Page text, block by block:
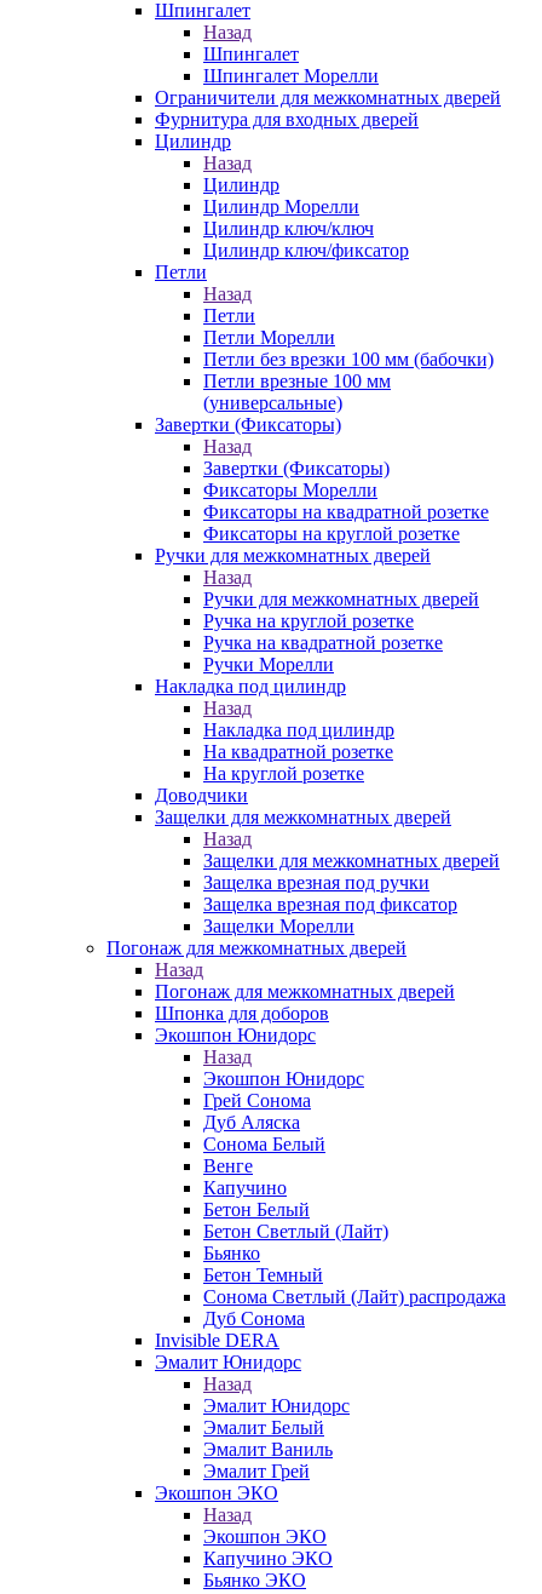
Шпингалет
Назад
Шпингалет
Шпингалет Морелли
Ограничители для межкомнатных дверей
Фурнитура для входных дверей
Цилиндр
Назад
Цилиндр
Цилиндр Морелли
Цилиндр ключ/ключ
Цилиндр ключ/фиксатор
Петли
Назад
Петли
Петли Морелли
Петли без врезки 100 мм (бабочки)
Петли врезные 100 мм
(универсальные)
Завертки (Фиксаторы)
Назад
Завертки (Фиксаторы)
Фиксаторы Морелли
Фиксаторы на квадратной розетке
Фиксаторы на круглой розетке
Ручки для межкомнатных дверей
Назад
Ручки для межкомнатных дверей
Ручка на круглой розетке
Ручка на квадратной розетке
Ручки Морелли
Накладка под цилиндр
Назад
Накладка под цилиндр
На квадратной розетке
На круглой розетке
Доводчики
Защелки для межкомнатных дверей
Назад
Защелки для межкомнатных дверей
Защелка врезная под ручки
Защелка врезная под фиксатор
Защелки Морелли
Погонаж для межкомнатных дверей
Назад
Погонаж для межкомнатных дверей
Шпонка для доборов
Экошпон Юнидорс
Назад
Экошпон Юнидорс
Грей Сонома
Дуб Аляска
Сонома Белый
Венге
Капучино
Бетон Белый
Бетон Светлый (Лайт)
Бьянко
Бетон Темный
Сонома Светлый (Лайт) распродажа
Дуб Сонома
Invisible DERA
Эмалит Юнидорс
Назад
Эмалит Юнидорс
Эмалит Белый
Эмалит Ваниль
Эмалит Грей
Экошпон ЭКО
Назад
Экошпон ЭКО
Капучино ЭКО
Бьянко ЭКО